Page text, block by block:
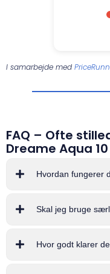
I samarbejde med
FAQ – Ofte
Dreame Aqua
Hvordan fungerer
Skal jeg bruge
Hvor godt klarer